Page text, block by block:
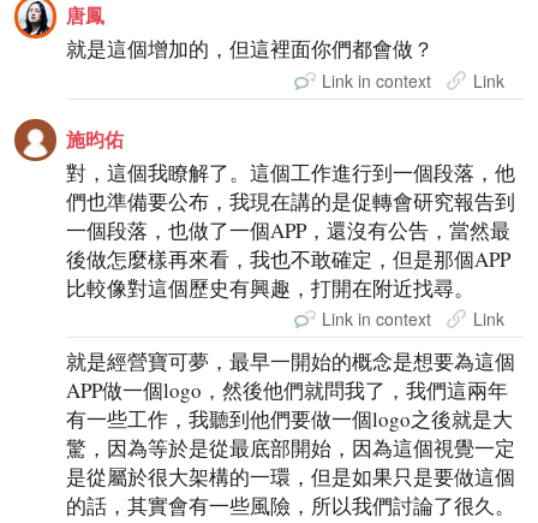
唐鳳
就是這個增加的，但這裡面你們都會做？
Link in context Link
施昀佑
對，這個我瞭解了。這個工作進行到一個段落，他
們也準備要公布，我現在講的是促轉會研究報告到
一個段落，也做了一個APP，還沒有公告，當然最
後做怎麼樣再來看，我也不敢確定，但是那個APP
比較像對這個歷史有興趣，打開在附近找尋。
Link in context Link
就是經營寶可夢，最早一開始的概念是想要為這個
APP做一個logo，然後他們就問我了，我們這兩年
有一些工作，我聽到他們要做一個logo之後就是大
驚，因為等於是從最底部開始，因為這個視覺一定
是從屬於很大架構的一環，但是如果只是要做這個
的話，其實會有一些風險，所以我們討論了很久。